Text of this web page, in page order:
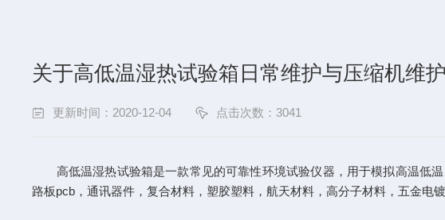
关于高低温湿热试验箱日常维护与压缩机维
更新时间：2020-12-04 点击次数：3041
高低温湿热试验箱是一款常见的可靠性环境试验仪器，用于模拟高温低温
路板pcb，通讯器件，复合材料，塑胶塑料，航天材料，高分子材料，五金电